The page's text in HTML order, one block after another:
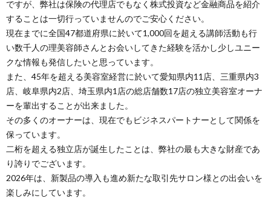
容
め
ですが、弊社は保険の代理店でもなく株式投資など金融商品を紹介
することは一切行っていませんのでご安心ください。
現在までに全国47都道府県に於いて1,000回を超える講師活動も行
い数千人の理美容師さんとお会いしてきた経験を活かし少しユニー
クな情報も発信したいと思っています。
また、45年を超える美容室経営に於いて愛知県内11店、三重県内3
店、岐阜県内2店、埼玉県内1店の総店舗数17店の独立美容室オーナ
ーを輩出することが出来ました。
その多くのオーナーは、現在でもビジネスパートナーとして関係を
保っています。
二桁を超える独立店が誕生したことは、弊社の最も大きな財産であ
り誇りでございます。
2026年は、新製品の導入も進め新たな取引先サロン様との出会いを
楽しみにしています。